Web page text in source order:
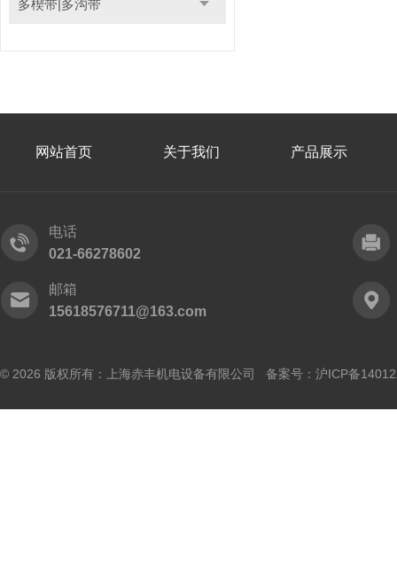
多楔带|多沟带
网站首页 关于我们 产品展示
电话
021-66278602
邮箱
15618576711@163.com
© 2026 版权所有：上海赤丰机电设备有限公司 备案号： 沪ICP备